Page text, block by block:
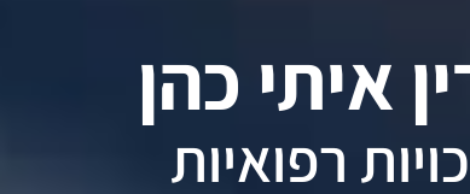
איתי כהן
רפואיות